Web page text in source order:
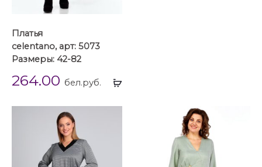
Выбрать
Платья
celentano, арт: 5073
Размеры: 42-82
264.00 бел.руб.